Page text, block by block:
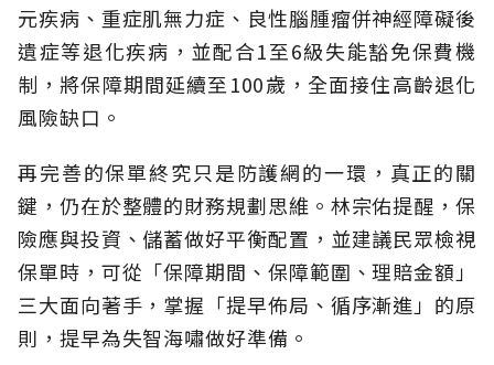
元疾病、重症肌無力症、良性腦腫瘤併神經障礙後
遺症等退化疾病，並配合1至6級失能豁免保費機
制，將保障期間延續至100歲，全面接住高齡退化
風險缺口。
再完善的保單終究只是防護網的一環，真正的關
鍵，仍在於整體的財務規劃思維。 林宗佑提醒，保
險應與投資、儲蓄做好平衡配置，並建議民眾檢視
保單時，可從「保障期間、保障範圍、理賠金額」
三大面向著手，掌握「提早佈局、循序漸進」的原
則，提早為失智海嘯做好準備。